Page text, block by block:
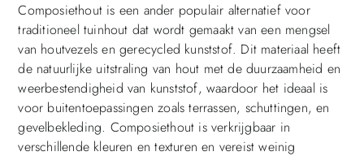
Composiethout is een ander populair alternatief voor
traditioneel tuinhout dat wordt gemaakt van een mengsel
van houtvezels en gerecycled kunststof. Dit materiaal heeft
de natuurlijke uitstraling van hout met de duurzaamheid en
weerbestendigheid van kunststof, waardoor het ideaal is
voor buitentoepassingen zoals terrassen, schuttingen, en
gevelbekleding. Composiethout is verkrijgbaar in
verschillende kleuren en texturen en vereist weinig